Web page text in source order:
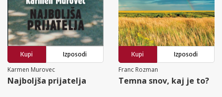
Kupi
Izposodi
Karmen Murovec
Najboljša prijatelja
Kupi
Izposodi
Franc Rozman
Temna snov, kaj je to?